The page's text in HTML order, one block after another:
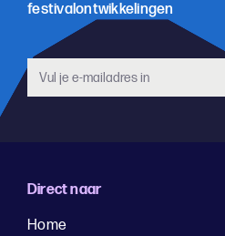
festivalontwikkelingen
Direct naar
Home